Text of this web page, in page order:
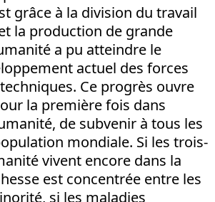
grâce à la division du travail
la production de grande
a pu atteindre le
actuel des forces
Ce progrès ouvre
la première fois dans
de subvenir à tous les
mondiale. Si les trois-
vivent encore dans la
est concentrée entre les
si les maladies